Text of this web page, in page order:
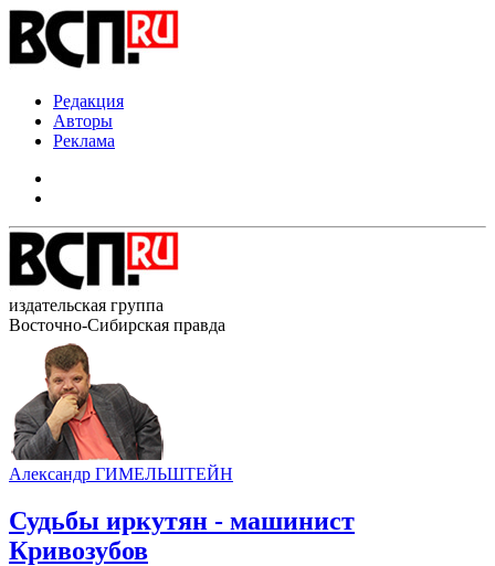
Редакция
Авторы
Реклама
издательская группа
Восточно-Сибирская правда
Александр ГИМЕЛЬШТЕЙН
Судьбы иркутян - машинист
Кривозубов